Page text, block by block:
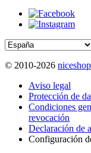
© 2010-2026
Aviso legal
Protección de
Condiciones
revocación
Declaración de
Configuración